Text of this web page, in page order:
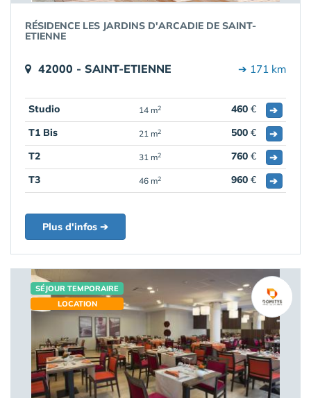
RÉSIDENCE LES JARDINS D'ARCADIE DE SAINT-
ETIENNE
42000 - SAINT-ETIENNE ➔ 171 km
Studio 14 m2 460 €
➔
T1 Bis
21 m2 500 €
➔
T2
31 m2 760 €
➔
T3
46 m2 960 € ➔
Plus d'infos ➔
SÉJOUR TEMPORAIRE
LOCATION